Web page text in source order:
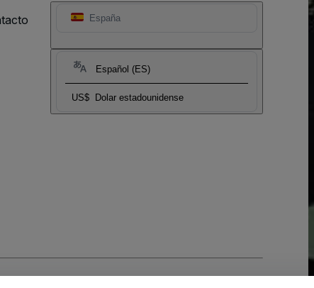
España
Español (ES)
US$ Dolar estadounidense